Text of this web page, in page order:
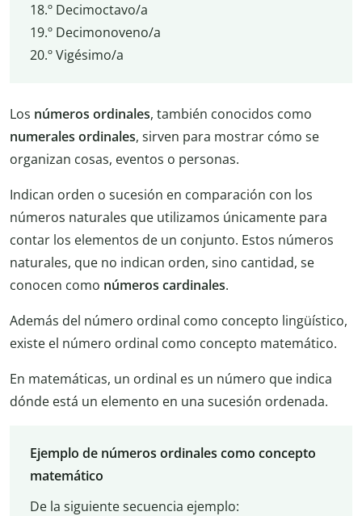
18.º Decimoctavo/a
19.º Decimonoveno/a
20.º Vigésimo/a
Los números ordinales, también conocidos como
numerales ordinales, sirven para mostrar cómo se
organizan cosas, eventos o personas.
Indican orden o sucesión en comparación con los
números naturales que utilizamos únicamente para
contar los elementos de un conjunto. Estos números
naturales, que no indican orden, sino cantidad, se
conocen como números cardinales.
Además del número ordinal como concepto lingüístico,
existe el número ordinal como concepto matemático.
En matemáticas, un ordinal es un número que indica
dónde está un elemento en una sucesión ordenada.
Ejemplo de números ordinales como concepto
matemático
De la siguiente secuencia ejemplo: